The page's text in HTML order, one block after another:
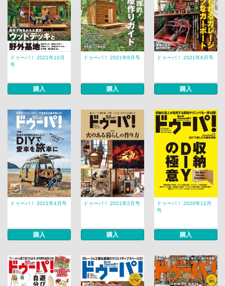
ドゥーパ！ 2021年10月
号
購入
ドゥーパ！ 2021年8月号
購入
ドゥーパ！ 2021年6月号
購入
ドゥーパ！ 2021年4月号
購入
ドゥーパ！ 2021年2月号
購入
ドゥーパ！ 2020年12月
号
購入